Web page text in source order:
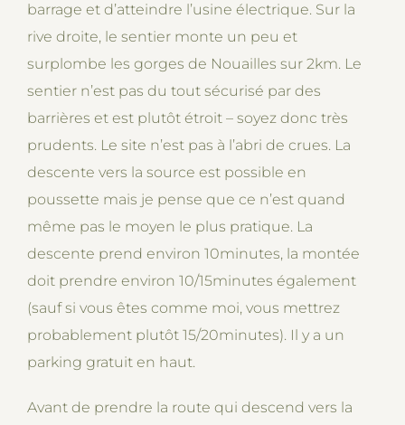
barrage et d’atteindre l’usine électrique. Sur la
rive droite, le sentier monte un peu et
surplombe les gorges de Nouailles sur 2km. Le
sentier n’est pas du tout sécurisé par des
barrières et est plutôt étroit – soyez donc très
prudents. Le site n’est pas à l’abri de crues. La
descente vers la source est possible en
poussette mais je pense que ce n’est quand
même pas le moyen le plus pratique. La
descente prend environ 10minutes, la montée
doit prendre environ 10/15minutes également
(sauf si vous êtes comme moi, vous mettrez
probablement plutôt 15/20minutes). Il y a un
parking gratuit en haut.
Avant de prendre la route qui descend vers la